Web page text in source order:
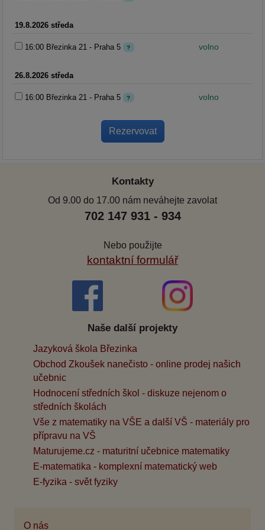
19.8.2026 středa
16:00 Březinka 21 - Praha 5 ? volno
26.8.2026 středa
16:00 Březinka 21 - Praha 5 ? volno
Kontakty
Od 9.00 do 17.00 nám neváhejte zavolat
702 147 931 - 934
Nebo použijte
kontaktní formulář
Naše další projekty
Jazyková škola Březinka
Obchod Zkoušek nanečisto - online prodej našich
učebnic
Hodnocení středních škol - diskuze nejenom o
středních školách
Vše z matematiky na VŠE a další VŠ - materiály pro
přípravu na VŠ
Maturujeme.cz - maturitní učebnice matematiky
E-matematika - komplexní matematický web
E-fyzika - svět fyziky
O nás